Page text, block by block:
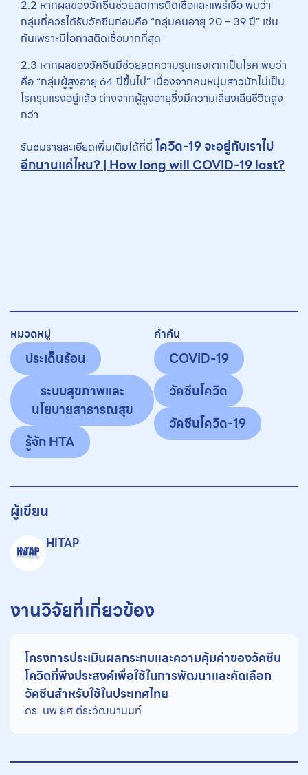
2.2 หากผลของวัคซีนช่วยลดการติดเชื้อและแพร่เชื้อ พบว่า
กลุ่มที่ควรได้รับวัคซีนก่อนคือ “กลุ่มคนอายุ 20 – 39 ปี” เช่น
กันเพราะมีโอกาสติดเชื้อมากที่สุด
2.3 หากผลของวัคซีนมีช่วยลดความรุนแรงหากเป็นโรค พบว่า
คือ “กลุ่มผู้สูงอายุ 64 ปีขึ้นไป” เนื่องจากคนหนุ่มสาวมักไม่เป็น
โรครุนแรงอยู่แล้ว ต่างจากผู้สูงอายุซึ่งมีความเสี่ยงเสียชีวิตสูง
กว่า
รับชมรายละเอียดเพิ่มเติมได้ที่นี่ โควิด-19 จะอยู่กับเราไป
อีกนานแค่ไหน? | How long will COVID-19 last?
หมวดหมู่
ประเด็นร้อน
ระบบสุขภาพและ
นโยบายสาธารณสุข
รู้จัก HTA
คำค้น
COVID-19
วัคซีนโควิด
วัคซีนโควิด-19
ผู้เขียน
HITAP
งานวิจัยที่เกี่ยวข้อง
โครงการประเมินผลกระทบและความคุ้มค่าของวัคซีน
โควิดที่พึงประสงค์เพื่อใช้ในการพัฒนาและคัดเลือก
วัคซีนสำหรับใช้ในประเทศไทย
ดร. นพ.ยศ ตีระวัฒนานนท์